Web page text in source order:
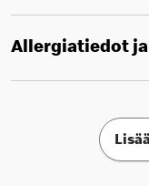
Allergiatiedot